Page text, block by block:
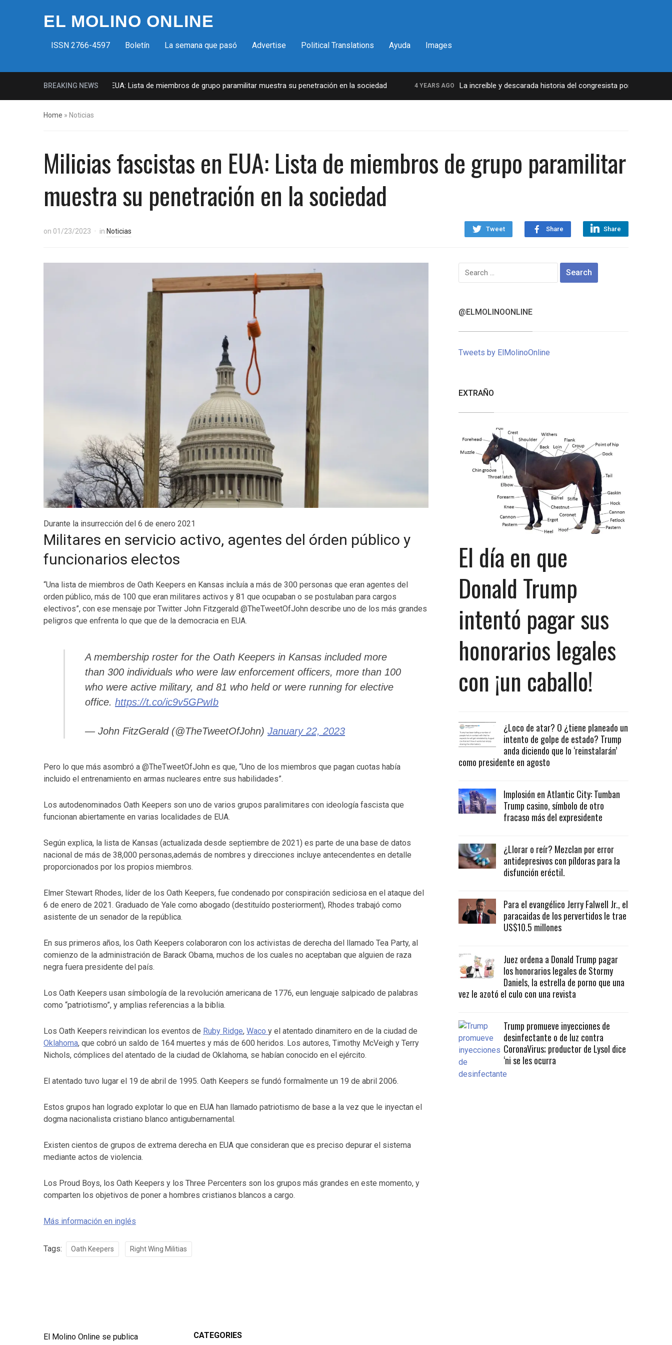
EL MOLINO ONLINE
ISSN 2766-4597 Boletín La semana que pasó Advertise Political Translations Ayuda Images
BREAKING NEWS
Milicias fascistas en EUA: Lista de miembros de grupo paramilitar muestra su penetración en la sociedad 4 YEARS AGO La increíble y descarada historia del congresista por NY George
Home » Noticias
Milicias fascistas en EUA: Lista de miembros de grupo paramilitar
muestra su penetración en la sociedad
Tweet Share Share
on 01/23/2023 in Noticias
Durante la insurrección del 6 de enero 2021
Militares en servicio activo, agentes del órden público y
funcionarios electos
“Una lista de miembros de Oath Keepers en Kansas incluía a más de 300 personas que eran agentes del
orden público, más de 100 que eran militares activos y 81 que ocupaban o se postulaban para cargos
electivos”, con ese mensaje por Twitter John Fitzgerald @TheTweetOfJohn describe uno de los más grandes
peligros que enfrenta lo que que de la democracia en EUA.
A membership roster for the Oath Keepers in Kansas included more
than 300 individuals who were law enforcement officers, more than 100
who were active military, and 81 who held or were running for elective
office. https://t.co/ic9v5GPwIb
— John FitzGerald (@TheTweetOfJohn) January 22, 2023
Pero lo que más asombró a @TheTweetOfJohn es que, “Uno de los miembros que pagan cuotas había
incluido el entrenamiento en armas nucleares entre sus habilidades”.
Los autodenominados Oath Keepers son uno de varios grupos paralimitares con ideología fascista que
funcionan abiertamente en varias localidades de EUA.
Según explica, la lista de Kansas (actualizada desde septiembre de 2021) es parte de una base de datos
nacional de más de 38,000 personas,además de nombres y direcciones incluye antecendentes en detalle
proporcionados por los propios miembros.
Elmer Stewart Rhodes, líder de los Oath Keepers, fue condenado por conspiración sediciosa en el ataque del
6 de enero de 2021. Graduado de Yale como abogado (destituído posteriorment), Rhodes trabajó como
asistente de un senador de la república.
En sus primeros años, los Oath Keepers colaboraron con los activistas de derecha del llamado Tea Party, al
comienzo de la administración de Barack Obama, muchos de los cuales no aceptaban que alguien de raza
negra fuera presidente del país.
Los Oath Keepers usan símbología de la revolución americana de 1776, eun lenguaje salpicado de palabras
como “patriotismo”, y amplias referencias a la biblia.
Los Oath Keepers reivindican los eventos de Ruby Ridge, Waco y el atentado dinamitero en de la ciudad de
Oklahoma, que cobró un saldo de 164 muertes y más de 600 heridos. Los autores, Timothy McVeigh y Terry
Nichols, cómplices del atentado de la ciudad de Oklahoma, se habían conocido en el ejército.
El atentado tuvo lugar el 19 de abril de 1995. Oath Keepers se fundó formalmente un 19 de abril 2006.
Estos grupos han logrado explotar lo que en EUA han llamado patriotismo de base a la vez que le inyectan el
dogma nacionalista cristiano blanco antigubernamental.
Existen cientos de grupos de extrema derecha en EUA que consideran que es preciso depurar el sistema
mediante actos de violencia.
Los Proud Boys, los Oath Keepers y los Three Percenters son los grupos más grandes en este momento, y
comparten los objetivos de poner a hombres cristianos blancos a cargo.
Más información en inglés
Tags: Oath Keepers Right Wing Militias
Search
for:
@ELMOLINOONLINE
Tweets by ElMolinoOnline
EXTRAÑO
El día en que
Donald Trump
intentó pagar sus
honorarios legales
con ¡un caballo!
¿Loco de atar? O ¿tiene planeado un
intento de golpe de estado? Trump
anda diciendo que lo ‘reinstalarán’
como presidente en agosto
Implosión en Atlantic City: Tumban
Trump casino, símbolo de otro
fracaso más del expresidente
¿Llorar o reír? Mezclan por error
antidepresivos con píldoras para la
disfunción eréctil.
Para el evangélico Jerry Falwell Jr., el
paracaidas de los pervertidos le trae
US$10.5 millones
Juez ordena a Donald Trump pagar
los honorarios legales de Stormy
Daniels, la estrella de porno que una
vez le azotó el culo con una revista
Trump promueve inyecciones de
desinfectante o de luz contra
CoronaVirus; productor de Lysol dice
‘ni se les ocurra
El Molino Online se publica
CATEGORIES